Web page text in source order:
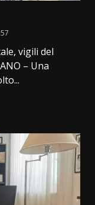
vigili del
– Una